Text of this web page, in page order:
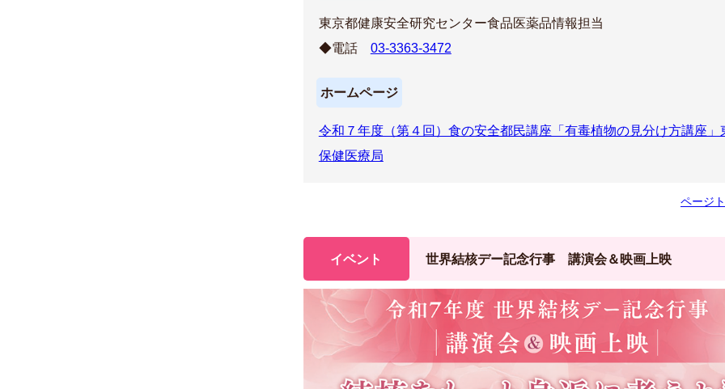
東京都健康安全研究センター食品医薬品情報担当
◆電話 03-3363-3472
ホームページ
令和７年度（第４回）食の安全都民講座「有毒植物の見分け方講座」
保健医療局
ページ
イベント 世界結核デー記念行事 講演会＆映画上映